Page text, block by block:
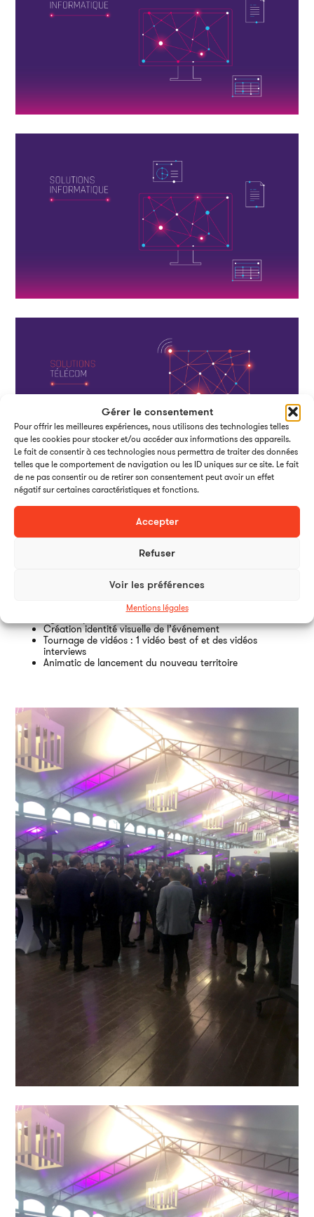
Gérer le consentement
Pour offrir les meilleures expériences, nous utilisons des technologies telles
que les cookies pour stocker et/ou accéder aux informations des appareils.
Le fait de consentir à ces technologies nous permettra de traiter des données
telles que le comportement de navigation ou les ID uniques sur ce site. Le fait
de ne pas consentir ou de retirer son consentement peut avoir un effet
négatif sur certaines caractéristiques et fonctions.
Accepter
Refuser
Voir les préférences
Mentions légales
regroupement avec les Hauts de Seine
Accompagnement sur la gestion de l’événement :
Création identité visuelle de l’événement
Tournage de vidéos : 1 vidéo best of et des vidéos
interviews
Animatic de lancement du nouveau territoire